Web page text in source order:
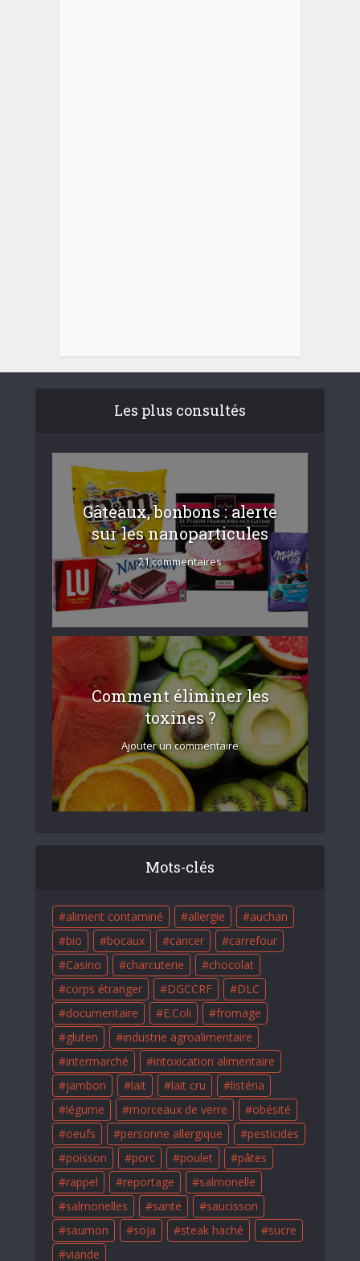
Les plus consultés
Gâteaux, bonbons : alerte
sur les nanoparticules
21 commentaires
Comment éliminer les
toxines ?
Ajouter un commentaire
Mots-clés
aliment contaminé allergie
auchan
bio
bocaux cancer
carrefour
Casino
charcuterie
chocolat
corps étranger
DGCCRF
DLC
documentaire
E.Coli
fromage
gluten
industrie agroalimentaire
intermarché
intoxication alimentaire
jambon
lait lait cru
listéria
légume
morceaux de verre
obésité
oeufs
personne allergique
pesticides
poisson
porc poulet
pâtes
rappel
reportage
salmonelle
salmonelles
santé
saucisson
saumon
soja steak haché
sucre
viande